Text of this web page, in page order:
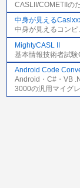
CASLII/COMETIIの
中身が見える
中身が見えるコン
MightyCASL II
基本情報技術者試
Android Code
Android・C#・VB
3000の汎用マイグ